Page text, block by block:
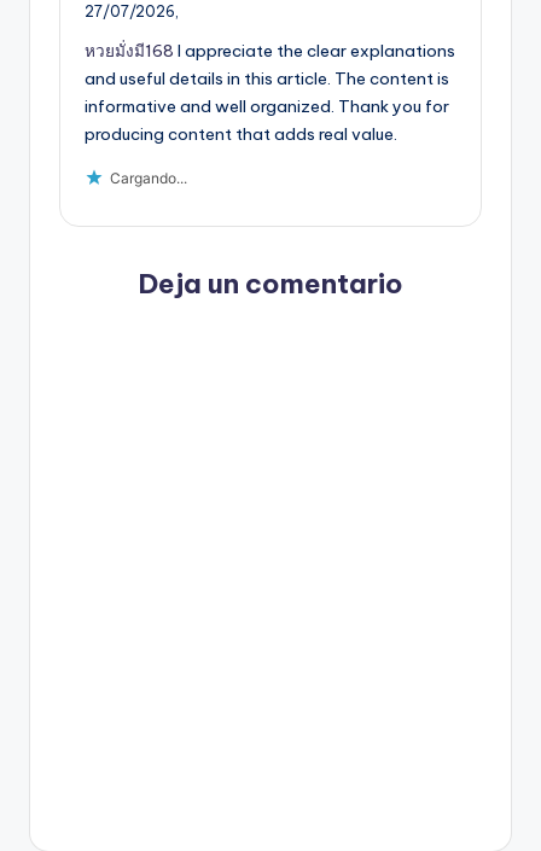
27/07/2026,
หวยมั่งมี168 I appreciate the clear explanations
and useful details in this article. The content is
informative and well organized. Thank you for
producing content that adds real value.
Cargando...
Deja un comentario